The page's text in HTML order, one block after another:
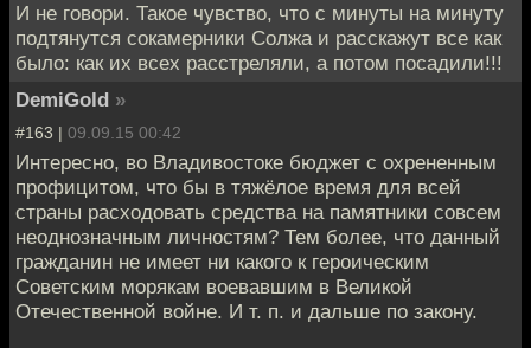
И не говори. Такое чувство, что с минуты на минуту
подтянутся сокамерники Солжа и расскажут все как
было: как их всех расстреляли, а потом посадили!!!
DemiGold »
#163 | 09.09.15 00:42
Интересно, во Владивостоке бюджет с охрененным
профицитом, что бы в тяжёлое время для всей
страны расходовать средства на памятники совсем
неоднозначным личностям? Тем более, что данный
гражданин не имеет ни какого к героическим
Советским морякам воевавшим в Великой
Отечественной войне. И т. п. и дальше по закону.